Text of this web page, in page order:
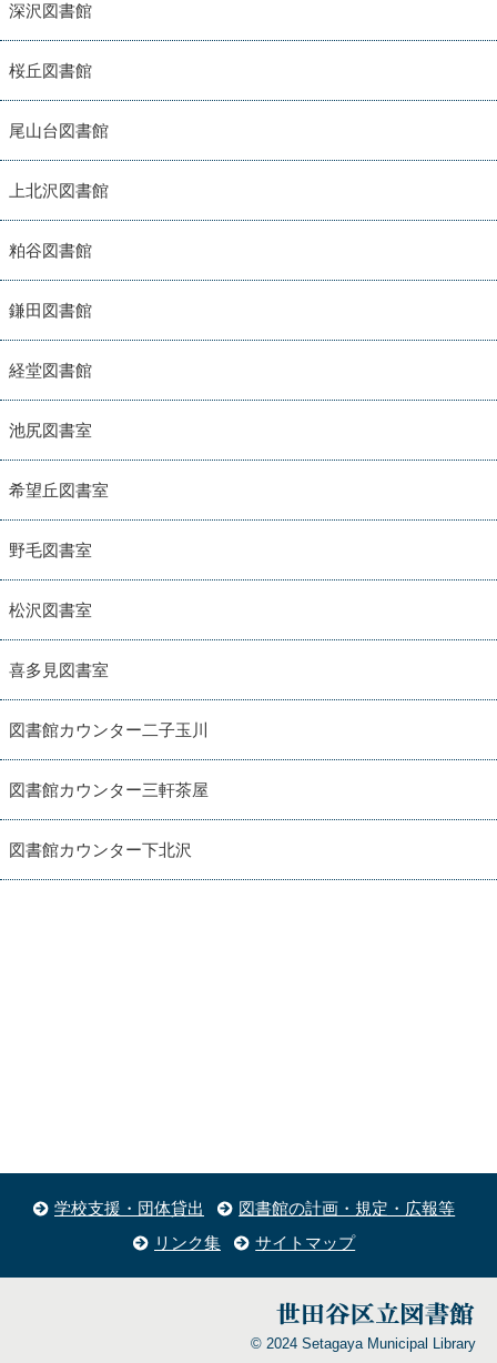
深沢図書館
桜丘図書館
尾山台図書館
上北沢図書館
粕谷図書館
鎌田図書館
経堂図書館
池尻図書室
希望丘図書室
野毛図書室
松沢図書室
喜多見図書室
図書館カウンター二子玉川
図書館カウンター三軒茶屋
図書館カウンター下北沢
学校支援・団体貸出
図書館の計画・規定・広報等
リンク集
サイトマップ
© 2024 Setagaya Municipal Library